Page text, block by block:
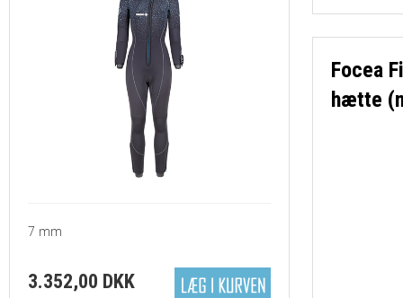
7 mm
3.352,00 DKK
Focea
hætte